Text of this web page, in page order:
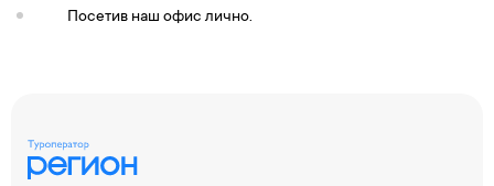
Посетив наш офис лично.